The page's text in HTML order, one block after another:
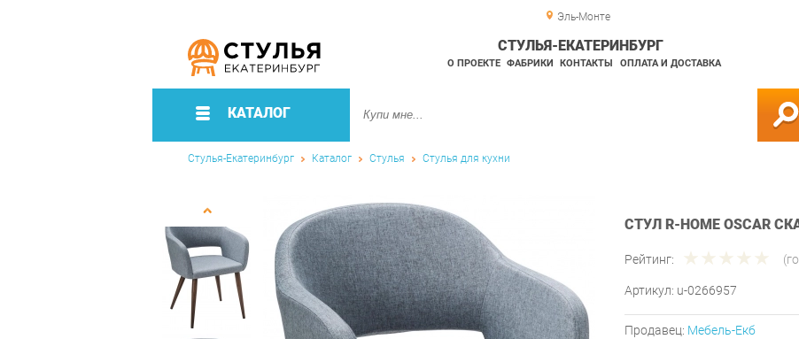
Эль-Монте
СТУЛЬЯ-ЕКАТЕРИНБУРГ
О ПРОЕКТЕ ФАБРИКИ КОНТАКТЫ ОПЛАТА И ДОСТАВКА
КАТАЛОГ
Стулья-Екатеринбург Каталог Стулья Стулья для кухни
СТУЛ R-HOME OSCAR
Рейтинг:
Артикул: u-0266957
Продавец: Мебель-Екб